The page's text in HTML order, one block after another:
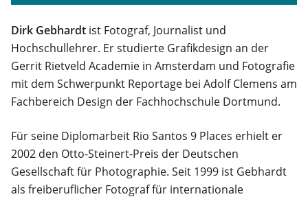
Dirk Gebhardt ist Fotograf, Journalist und
Hochschullehrer. Er studierte Grafikdesign an der
Gerrit Rietveld Academie in Amsterdam und Fotografie
mit dem Schwerpunkt Reportage bei Adolf Clemens am
Fachbereich Design der Fachhochschule Dortmund.
Für seine Diplomarbeit Rio Santos 9 Places erhielt er
2002 den Otto-Steinert-Preis der Deutschen
Gesellschaft für Photographie. Seit 1999 ist Gebhardt
als freiberuflicher Fotograf für internationale